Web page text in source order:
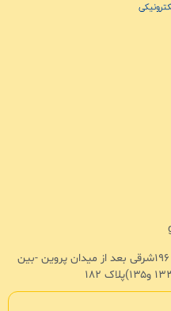
آدرس :تهران -تهرانپارس-خیابان ۱۹۶شرقی بعد از میدان پروین -بین